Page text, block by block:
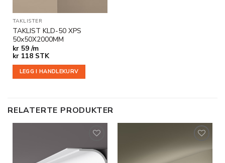
TAKLISTER
TAKLIST KLD-50 XPS
50x50X2000MM
kr59 /m
kr118 STK
LEGG I HANDLEKURV
RELATERTE PRODUKTER
Legg til